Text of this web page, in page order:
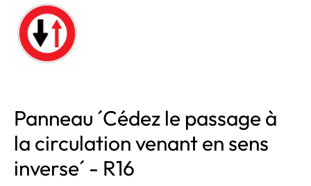
Panneau ´Cédez le passage à
la circulation venant en sens
inverse´ - R16